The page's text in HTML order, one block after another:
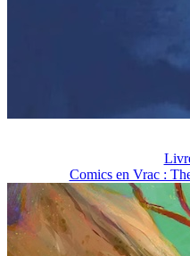
Comics en Vrac :